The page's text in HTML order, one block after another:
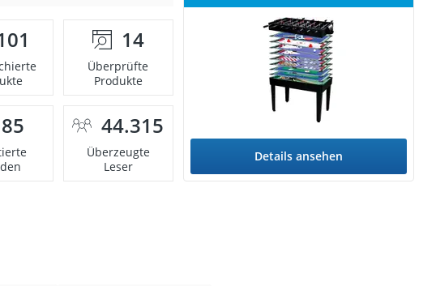
14
Überprüfte
Produkte
85 44.315
Überzeugte
Leser
Details ansehen